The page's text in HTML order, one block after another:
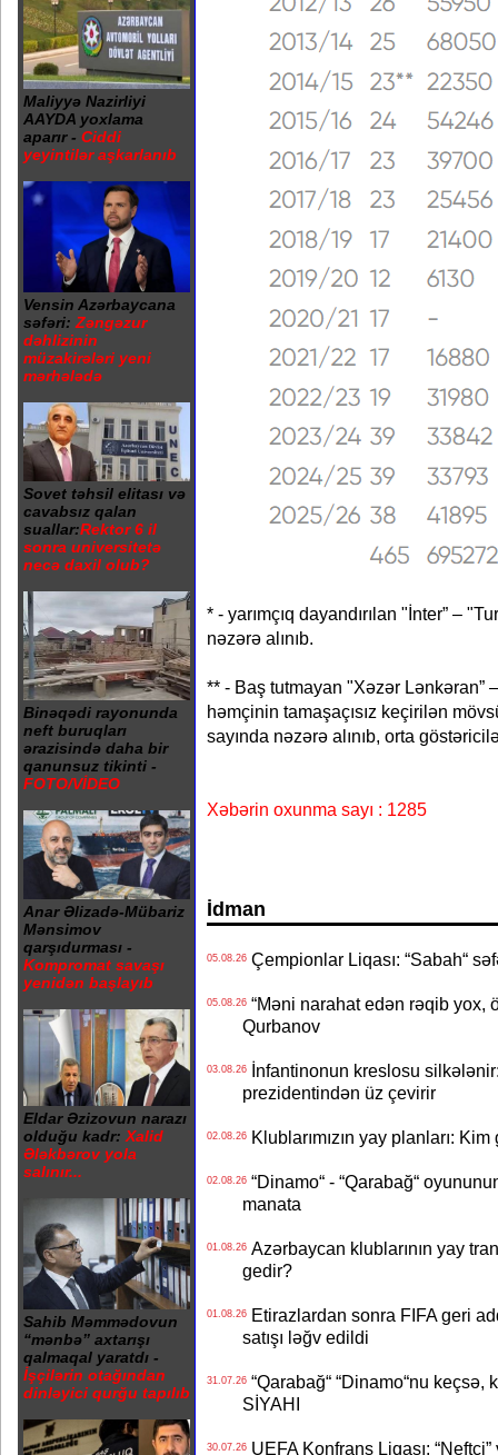
Maliyyə Nazirliyi
AAYDA yoxlama
aparır - Ciddi
yeyintilər aşkarlanıb
Vensin Azərbaycana
səfəri: Zəngəzur
dəhlizinin
müzakirələri yeni
mərhələdə
Sovet təhsil elitası və
cavabsız qalan
suallar:Rektor 6 il
sonra universitetə
necə daxil olub?
Binəqədi rayonunda
neft buruqları
ərazisində daha bir
qanunsuz tikinti -
FOTO/VİDEO
Anar Əlizadə-Mübariz
Mənsimov
qarşıdurması -
Kompromat savaşı
yenidən başlayıb
Eldar Əzizovun narazı
olduğu kadr: Xalid
Ələkbərov yola
salınır...
Sahib Məmmədovun
“mənbə” axtarışı
qalmaqal yaratdı -
İşçilərin otağından
dinləyici qurğu tapılıb
* - yarımçıq dayandırılan "İnter” –
nəzərə alınıb.
** - Baş tutmayan "Xəzər Lənkəran”
həmçinin tamaşaçısız keçirilən
sayında nəzərə alınıb, orta
Xəbərin oxunma sayı : 1285
İdman
05.08.26Çempionlar Liqası: “Sabah“
05.08.26“Məni narahat edən rəqib yox,
Qurbanov
03.08.26İnfantinonun kreslosu
prezidentindən üz çevirir
02.08.26Klublarımızın yay planları:
02.08.26“Dinamo“ - “Qarabağ“
manata
01.08.26Azərbaycan klublarının yay
gedir?
01.08.26Etirazlardan sonra FIFA geri
satışı ləğv edildi
31.07.26“Qarabağ“ “Dinamo“nu keçsə,
SİYAHI
30.07.26UEFA Konfrans Liqası: “Neftçi”